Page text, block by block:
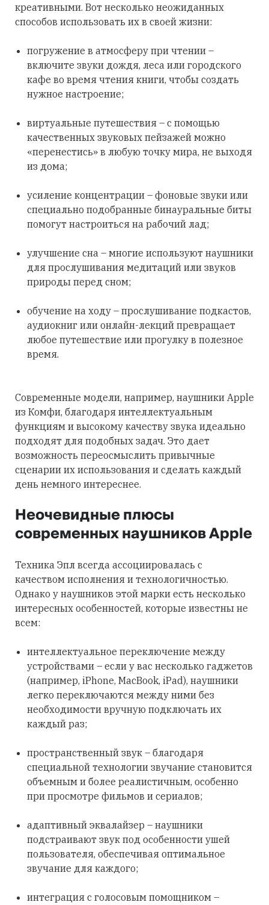
креативными. Вот несколько неожиданных
способов использовать их в своей жизни:
погружение в атмосферу при чтении –
включите звуки дождя, леса или городского
кафе во время чтения книги, чтобы создать
нужное настроение;
виртуальные путешествия – с помощью
качественных звуковых пейзажей можно
«перенестись» в любую точку мира, не выходя
из дома;
усиление концентрации – фоновые звуки или
специально подобранные бинауральные биты
помогут настроиться на рабочий лад;
улучшение сна – многие используют наушники
для прослушивания медитаций или звуков
природы перед сном;
обучение на ходу – прослушивание подкастов,
аудиокниг или онлайн-лекций превращает
любое путешествие или прогулку в полезное
время.
Современные модели, например, наушники Apple
из Комфи, благодаря интеллектуальным
функциям и высокому качеству звука идеально
подходят для подобных задач. Это дает
возможность переосмыслить привычные
сценарии их использования и сделать каждый
день немного интереснее.
Неочевидные плюсы
современных наушников Apple
Техника Эпл всегда ассоциировалась с
качеством исполнения и технологичностью.
Однако у наушников этой марки есть несколько
интересных особенностей, которые известны не
всем:
интеллектуальное переключение между
устройствами – если у вас несколько гаджетов
(например, iPhone, MacBook, iPad), наушники
легко переключаются между ними без
необходимости вручную подключать их
каждый раз;
пространственный звук – благодаря
специальной технологии звучание становится
объемным и более реалистичным, особенно
при просмотре фильмов и сериалов;
адаптивный эквалайзер – наушники
подстраивают звук под особенности ушей
пользователя, обеспечивая оптимальное
звучание для каждого;
интеграция с голосовым помощником –